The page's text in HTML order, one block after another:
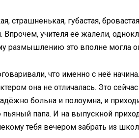
страшненькая, губастая,
Впрочем, учителя её жалели,
размышлению это вполне могла
что именно с неё
она не отличалась. Это
больна и полоумна, и
папа. И на выпускной
тебя вечером забрать из